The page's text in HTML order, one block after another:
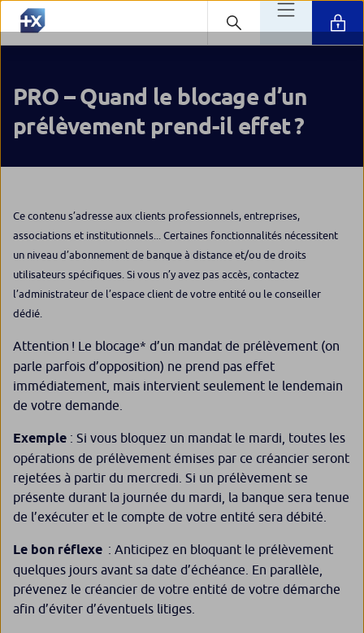
PRO – Quand le blocage d’un
prélèvement prend-il effet ?
Ce contenu s’adresse aux clients professionnels, entreprises,
associations et institutionnels... Certaines fonctionnalités nécessitent
un niveau d’abonnement de banque à distance et/ou de droits
utilisateurs spécifiques. Si vous n’y avez pas accès, contactez
l’administrateur de l’espace client de votre entité ou le conseiller
dédié.
Attention ! Le blocage* d’un mandat de prélèvement (on
parle parfois d’opposition) ne prend pas effet
immédiatement, mais intervient seulement le lendemain
de votre demande.
Exemple : Si vous bloquez un mandat le mardi, toutes les
opérations de prélèvement émises par ce créancier seront
rejetées à partir du mercredi. Si un prélèvement se
présente durant la journée du mardi, la banque sera tenue
de l’exécuter et le compte de votre entité sera débité.
Le bon réflexe : Anticipez en bloquant le prélèvement
quelques jours avant sa date d’échéance. En parallèle,
prévenez le créancier de votre entité de votre démarche
afin d’éviter d’éventuels litiges.